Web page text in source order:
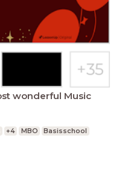
wonderful Music
+4 MBO
Basisschool